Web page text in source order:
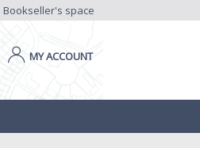
Bookseller's space
MY ACCOUNT